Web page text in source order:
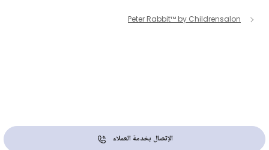
Peter Rabbit™ by Childrensalon
الإتصال بخدمة العملاء